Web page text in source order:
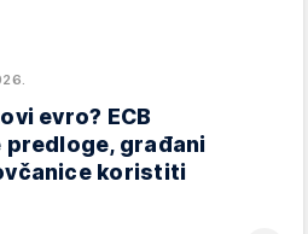
evro? ECB
građani
koristiti